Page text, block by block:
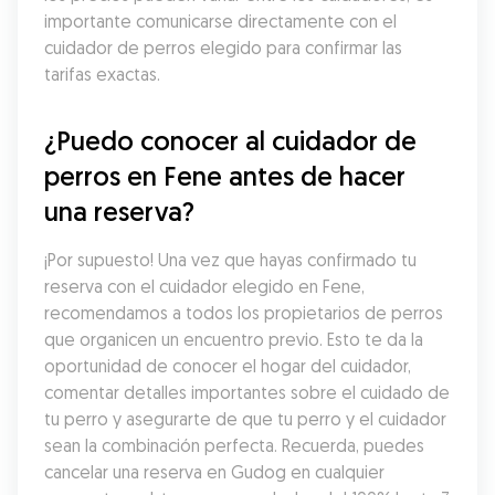
importante comunicarse directamente con el
cuidador de perros elegido para confirmar las
tarifas exactas.
¿Puedo conocer al cuidador de
perros en Fene antes de hacer
una reserva?
¡Por supuesto! Una vez que hayas confirmado tu
reserva con el cuidador elegido en Fene,
recomendamos a todos los propietarios de perros
que organicen un encuentro previo. Esto te da la
oportunidad de conocer el hogar del cuidador,
comentar detalles importantes sobre el cuidado de
tu perro y asegurarte de que tu perro y el cuidador
sean la combinación perfecta. Recuerda, puedes
cancelar una reserva en Gudog en cualquier